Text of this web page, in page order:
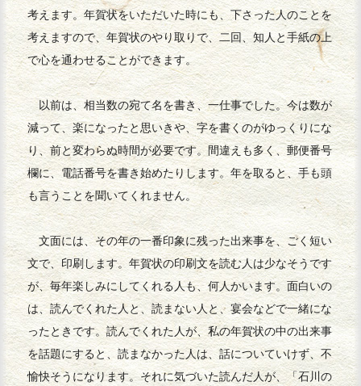
考えます。年賀状をいただいた時にも、下さった人のことを
考えますので、年賀状のやり取りで、二回、知人と手紙の上
で心を通わせることができます。
以前は、相当数の宛て名を書き、一仕事でした。今は数が
減って、楽になったと思いきや、字を書くのがゆっくりにな
り、前と変わらぬ時間が必要です。間違えも多く、郵便番号
欄に、電話番号を書き始めたりします。年を取ると、手も頭
も言うことを聞いてくれません。
文面には、その年の一番印象に残った出来事を、ごく短い
文で、印刷します。年賀状の印刷文を読む人は少なそうです
が、毎年楽しみにしてくれる人も、何人かいます。面白いの
は、読んでくれた人と、読まない人と、宴会などで一緒にな
ったときです。読んでくれた人が、私の年賀状の中の出来事
を話題にすると、読まなかった人は、話についていけず、不
愉快そうになります。それに気づいた読んだ人が、「石川の